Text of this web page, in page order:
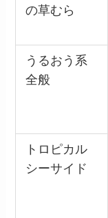
の草むら
うるおう系
全般
トロピカル
シーサイド